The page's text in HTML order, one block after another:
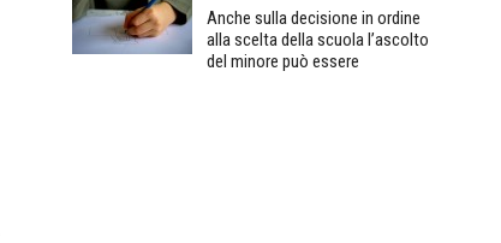
Anche sulla decisione in ordine
alla scelta della scuola l’ascolto
del minore può essere